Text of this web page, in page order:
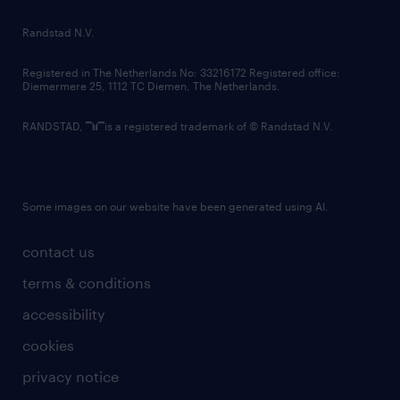
country websites
contact us
terms & conditions
accessibility
cookies
privacy notice
Randstad N.V.
Registered in The Netherlands No: 33216172 Registered office:
Diemermere 25, 1112 TC Diemen, The Netherlands.
RANDSTAD, is a registered trademark of © Randstad N.V.
Some images on our website have been generated using AI.